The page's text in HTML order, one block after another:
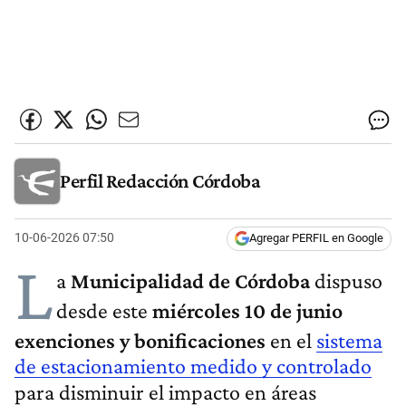
Perfil Redacción Córdoba
10-06-2026 07:50 Agregar PERFIL en Google
La Municipalidad de Córdobadispuso
desde este miércoles 10 de junio
exenciones y bonificaciones en el sistema
de estacionamiento medido y controlado
para disminuir el impacto en áreas